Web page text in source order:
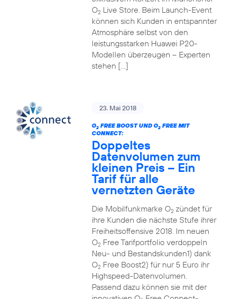
O2Live Store. Beim Launch-Event
können sich Kunden in entspannter
Atmosphäre selbst von den
leistungsstarken Huawei P20-
Modellen überzeugen – Experten
stehen […]
23. Mai 2018
O2FREE BOOST UND O2FREE MIT
CONNECT:
Doppeltes
Datenvolumen zum
kleinen Preis – Ein
Tarif für alle
vernetzten Geräte
Die Mobilfunkmarke O2zündet für
ihre Kunden die nächste Stufe ihrer
Freiheitsoffensive 2018. Im neuen
O2Free Tarifportfolio verdoppeln
Neu- und Bestandskunden1) dank
O2Free Boost2) für nur 5 Euro ihr
Highspeed-Datenvolumen.
Passend dazu können sie mit der